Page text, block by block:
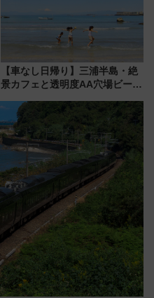
【車なし日帰り】三浦半島・絶
景カフェと透明度AA穴場ビーチ
用してストレスフリー旅へ行こ
う！